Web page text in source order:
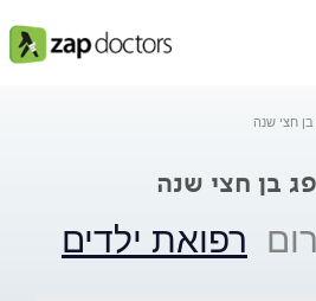
בן חצי שנה
בן חצי שנה
רפואת ילדים